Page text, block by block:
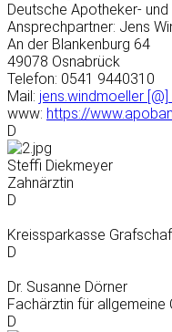
Deutsche Apotheker-
Ansprechpartner: Jens
An der Blankenburg 64
49078 Osnabrück
Telefon: 0541 9440310
Mail: jens.windmoeller
www: https://
D
Steffi Diekmeyer
Zahnärztin
D
Kreissparkasse
D
Dr. Susanne Dörner
Fachärztin für allgemeine
D